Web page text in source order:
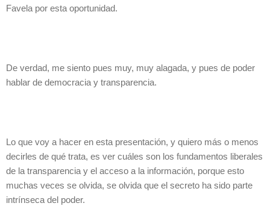
Favela por esta oportunidad.
De verdad, me siento pues muy, muy alagada, y pues de poder
hablar de democracia y transparencia.
Lo que voy a hacer en esta presentación, y quiero más o menos
decirles de qué trata, es ver cuáles son los fundamentos liberales
de la transparencia y el acceso a la información, porque esto
muchas veces se olvida, se olvida que el secreto ha sido parte
intrínseca del poder.